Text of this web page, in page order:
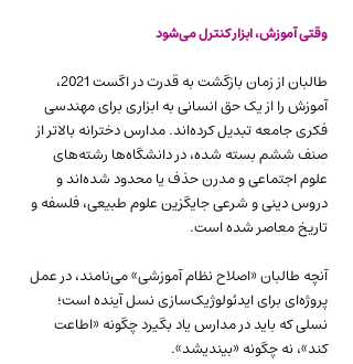
وقتی آموزش، ابزار کنترل می‌شود
طالبان از زمان بازگشت به قدرت در اگست 2021،
آموزش را از یک حق انسانی به ابزاری برای مهندسی
فکری جامعه تبدیل کرده‌اند. مدارس دخترانه بالاتر از
صنف ششم بسته شده، در دانشگاه‌ها رشته‌های
علوم اجتماعی و مدرن حذف یا محدود شده‌اند و
دروس دینی و شرعی جایگزین علوم طبیعی، فلسفه و
تاریخ معاصر شده است.
آنچه طالبان «اصلاح نظام آموزشی» می‌نامند، در عمل
پروژه‌ای برای ایدئولوژیک‌سازی نسل آینده است؛
نسلی که باید در مدارس یاد بگیرد چگونه «اطاعت
کند»، نه چگونه «بیندیشد».